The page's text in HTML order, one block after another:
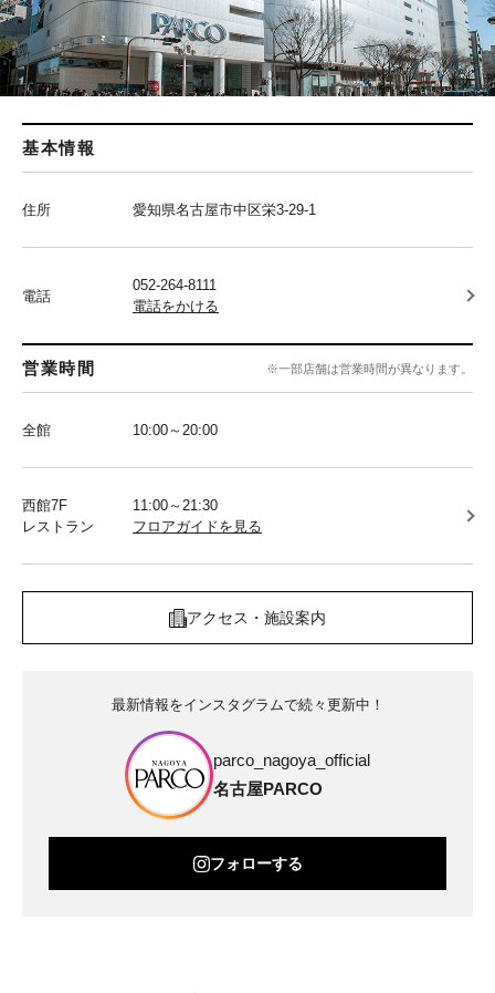
基本情報
住所 愛知県名古屋市中区栄3-29-1
電話
052-264-8111
電話をかける
営業時間 ※一部店舗は営業時間が異なります。
全館 10:00～20:00
西館7F
レストラン
11:00～21:30
フロアガイドを見る
アクセス・施設案内
最新情報をインスタグラムで続々更新中！
parco_nagoya_official
名古屋PARCO
フォローする